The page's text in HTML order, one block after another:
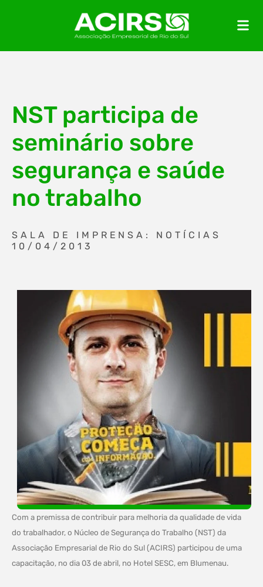
NST participa de
seminário sobre
segurança e saúde
no trabalho
SALA DE IMPRENSA: NOTÍCIAS
10/04/2013
Com a premissa de contribuir para melhoria da qualidade de vida
do trabalhador, o Núcleo de Segurança do Trabalho (NST) da
Associação Empresarial de Rio do Sul (ACIRS) participou de uma
capacitação, no dia 03 de abril, no Hotel SESC, em Blumenau.